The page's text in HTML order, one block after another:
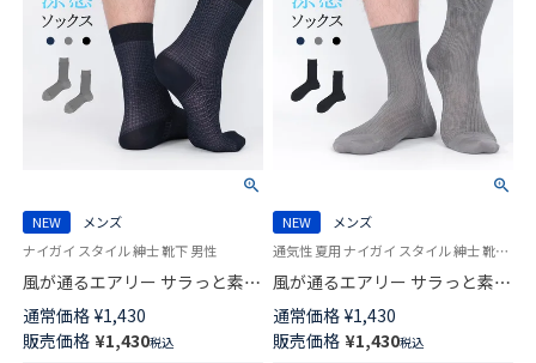
NEW
メンズ
ナイガイ スタイル 紳士 靴下 男性
風が通るエアリー サラっと素材
擬麻加工綿 格子チェック ミド
ル丈 ソックス メンズ NAIGAI
STYLE 日本製 02352722
通常価格 ¥1,430
販売価格 ¥1,430税込
NEW
メンズ
通気性 夏用 ナイガイ スタイル 紳士 靴下 男性
風が通るエアリー サラっと素材
無地 リブ 擬麻加工綿 ミドル丈
ソックス メンズ NAIGAI STYLE
日本製 02352721
通常価格 ¥1,430
販売価格 ¥1,430税込